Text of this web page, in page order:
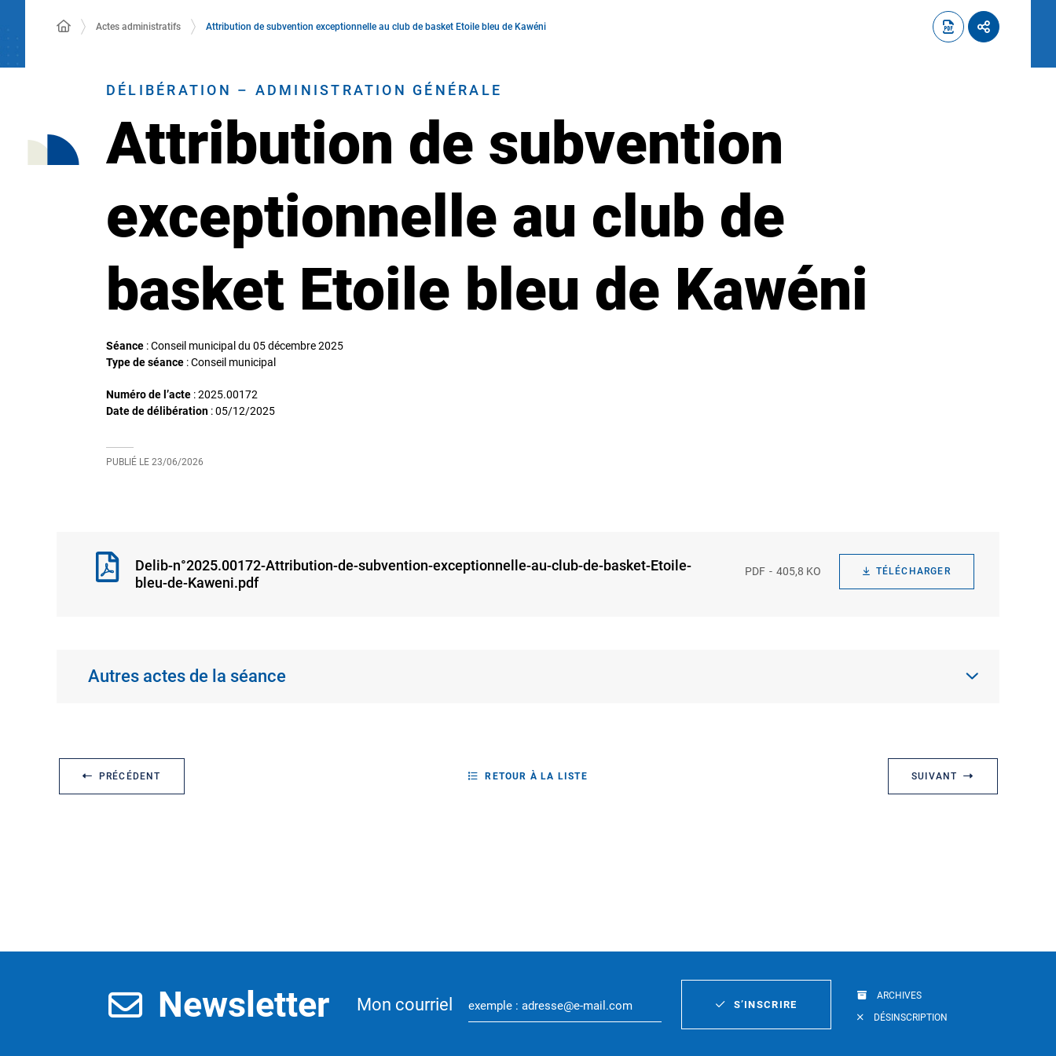
Actes administratifs Attribution de subvention exceptionnelle au club de basket Etoile bleu de Kawéni
DÉLIBÉRATION – ADMINISTRATION GÉNÉRALE
Attribution de subvention
exceptionnelle au club de
basket Etoile bleu de Kawéni
Séance : Conseil municipal du 05 décembre 2025
Type de séance : Conseil municipal
Numéro de l’acte : 2025.00172
Date de délibération :05/12/2025
PUBLIÉ LE 23/06/2026
Delib-n°2025.00172-Attribution-de-subvention-exceptionnelle-au-club-de-basket-Etoile-
bleu-de-Kaweni.pdf
PDF 405,8 KO TÉLÉCHARGER
Autres actes de la séance
PRÉCÉDENT RETOUR À LA LISTE SUIVANT
Newsletter Mon courriel S’INSCRIRE
ARCHIVES
DÉSINSCRIPTION